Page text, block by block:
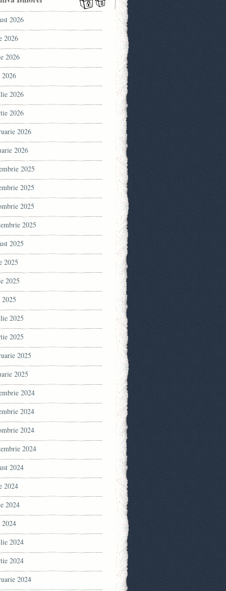
2026
2026
2026
2026
2026
2026
2026
2025
2025
2025
2025
2025
2025
2025
2025
2025
2025
2025
2024
2024
2024
2024
2024
2024
2024
2024
2024
2024